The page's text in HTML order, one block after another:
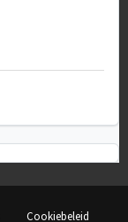
Cookiebeleid